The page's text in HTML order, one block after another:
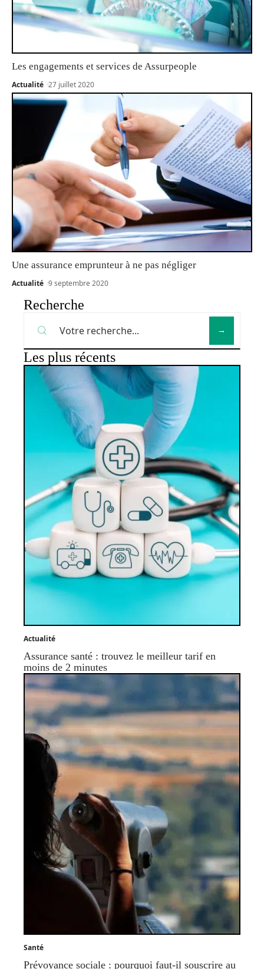
Les engagements et services de Assurpeople
Actualité 27 juillet 2020
Une assurance emprunteur à ne pas négliger
Actualité 9 septembre 2020
Recherche
Les plus récents
Actualité
Assurance santé : trouvez le meilleur tarif en
moins de 2 minutes
Santé
Prévoyance sociale : pourquoi faut-il souscrire au